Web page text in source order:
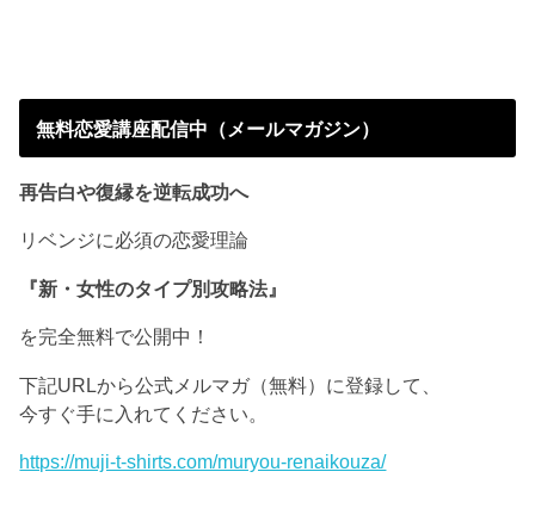
無料恋愛講座配信中（メールマガジン）
再告白や復縁を逆転成功へ
リベンジに必須の恋愛理論
『新・女性のタイプ別攻略法』
を完全無料で公開中！
下記URLから公式メルマガ（無料）に登録して、
今すぐ手に入れてください。
https://muji-t-shirts.com/muryou-renaikouza/